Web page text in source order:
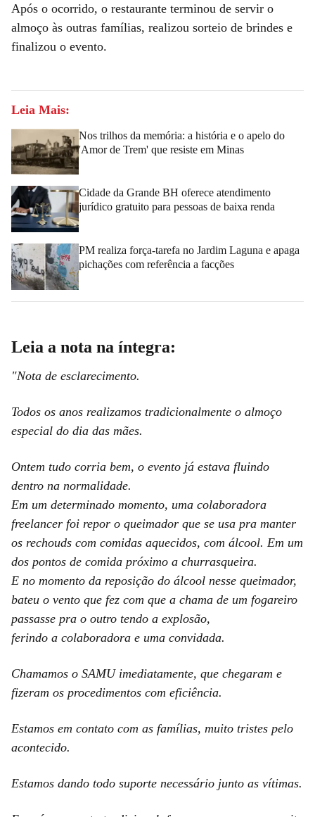
Após o ocorrido, o restaurante terminou de servir o
almoço às outras famílias, realizou sorteio de brindes e
finalizou o evento.
Leia Mais:
Nos trilhos da memória: a história e o apelo do
'Amor de Trem' que resiste em Minas
Cidade da Grande BH oferece atendimento
jurídico gratuito para pessoas de baixa renda
PM realiza força-tarefa no Jardim Laguna e apaga
pichações com referência a facções
Leia a nota na íntegra:
"Nota de esclarecimento.
Todos os anos realizamos tradicionalmente o almoço
especial do dia das mães.
Ontem tudo corria bem, o evento já estava fluindo
dentro na normalidade.
Em um determinado momento, uma colaboradora
freelancer foi repor o queimador que se usa pra manter
os rechouds com comidas aquecidos, com álcool. Em um
dos pontos de comida próximo a churrasqueira.
E no momento da reposição do álcool nesse queimador,
bateu o vento que fez com que a chama de um fogareiro
passasse pra o outro tendo a explosão,
ferindo a colaboradora e uma convidada.
Chamamos o SAMU imediatamente, que chegaram e
fizeram os procedimentos com eficiência.
Estamos em contato com as famílias, muito tristes pelo
acontecido.
Estamos dando todo suporte necessário junto as vítimas.